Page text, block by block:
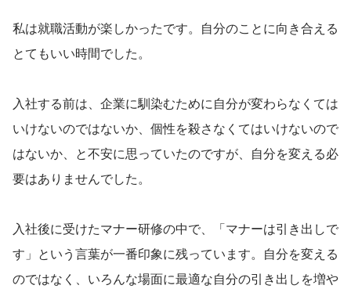
私は就職活動が楽しかったです。自分のことに向き合える
とてもいい時間でした。
入社する前は、企業に馴染むために自分が変わらなくては
いけないのではないか、個性を殺さなくてはいけないので
はないか、と不安に思っていたのですが、自分を変える必
要はありませんでした。
入社後に受けたマナー研修の中で、「マナーは引き出しで
す」という言葉が一番印象に残っています。自分を変える
のではなく、いろんな場面に最適な自分の引き出しを増や